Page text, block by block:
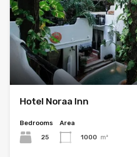
Hotel Noraa Inn
Bedrooms
25
Area
1000 m²